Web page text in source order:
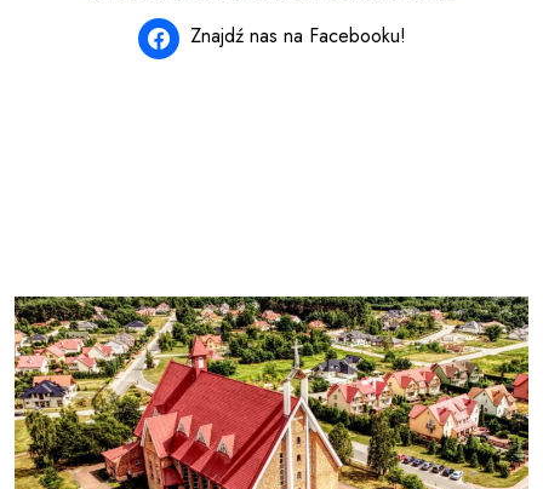
Znajdź nas na Facebooku!